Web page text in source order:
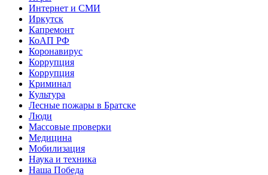
Интернет и СМИ
Иркутск
Капремонт
КоАП РФ
Коронавирус
Коррупция
Коррупция
Криминал
Культура
Лесные пожары в Братске
Люди
Массовые проверки
Медицина
Мобилизация
Наука и техника
Наша Победа